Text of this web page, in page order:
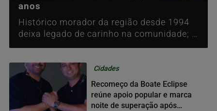
anos
Histórico morador da região desde 1994
deixa legado de carinho na comunidade; o
sepultamento ocorre no Cemitério Jardim
Cidades
Recomeço da Boate Eclipse
reúne apoio popular e marca
noite de superação após